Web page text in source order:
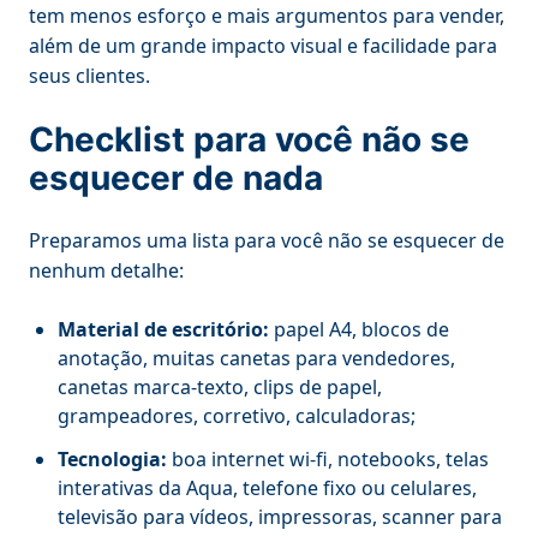
tem menos esforço e mais argumentos para vender,
além de um grande impacto visual e facilidade para
seus clientes.
Checklist para você não se
esquecer de nada
Preparamos uma lista para você não se esquecer de
nenhum detalhe:
Material de escritório: papel A4, blocos de
anotação, muitas canetas para vendedores,
canetas marca-texto, clips de papel,
grampeadores, corretivo, calculadoras;
Tecnologia: boa internet wi-fi, notebooks, telas
interativas da Aqua, telefone fixo ou celulares,
televisão para vídeos, impressoras, scanner para